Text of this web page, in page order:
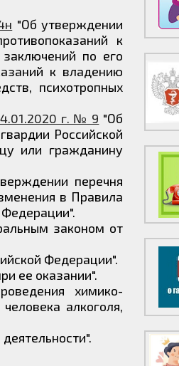
"Об утверждении
к
по его
к владению
психотропных
г. № 9 "Об
Российской
или гражданину
перечня
в Правила
законом от
Федерации".
ее оказании".
химико-
алкоголя,